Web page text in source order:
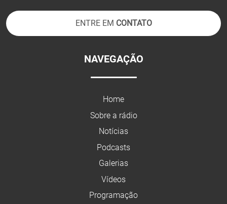
ENTRE EM CONTATO
NAVEGAÇÃO
Home
Sobre a rádio
Notícias
Podcasts
Galerias
Vídeos
Programação